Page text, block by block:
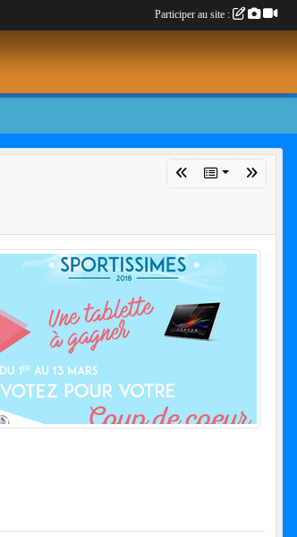
Participer au site :